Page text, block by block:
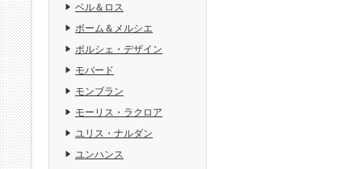
ベル＆ロス
ボーム＆メルシエ
ポルシェ・デザイン
モバード
モンブラン
モーリス・ラクロア
ユリス・ナルダン
ユンハンス